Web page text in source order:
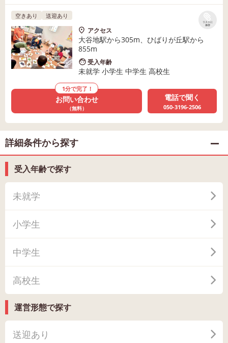
リストに
保存
空きあり 送迎あり
アクセス
大谷地駅から305m、ひばりが丘駅から
855m
受入年齢
未就学 小学生 中学生 高校生
1分で完了！
お問い合わせ
（無料）
電話で聞く
050-3196-2506
詳細条件から探す
受入年齢で探す
未就学
小学生
中学生
高校生
運営形態で探す
送迎あり